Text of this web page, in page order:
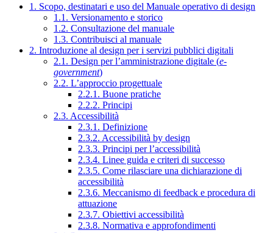
1. Scopo, destinatari e uso del Manuale operativo di design
1.1. Versionamento e storico
1.2. Consultazione del manuale
1.3. Contribuisci al manuale
2. Introduzione al design per i servizi pubblici digitali
2.1. Design per l’amministrazione digitale (e-
government)
2.2. L’approccio progettuale
2.2.1. Buone pratiche
2.2.2. Principi
2.3. Accessibilità
2.3.1. Definizione
2.3.2. Accessibilità by design
2.3.3. Principi per l’accessibilità
2.3.4. Linee guida e criteri di successo
2.3.5. Come rilasciare una dichiarazione di
accessibilità
2.3.6. Meccanismo di feedback e procedura di
attuazione
2.3.7. Obiettivi accessibilità
2.3.8. Normativa e approfondimenti